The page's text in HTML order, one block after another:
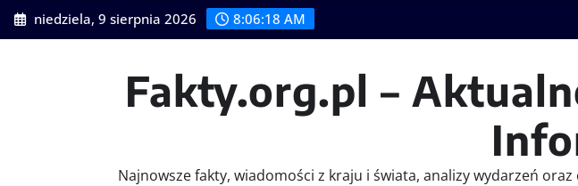
Skip
to
niedziela, 9 sierpnia 2026 8:06:19 AM
Fakty.org.pl –
Najnowsze fakty, wiadomości z kraju i świata, analizy wydarzeń